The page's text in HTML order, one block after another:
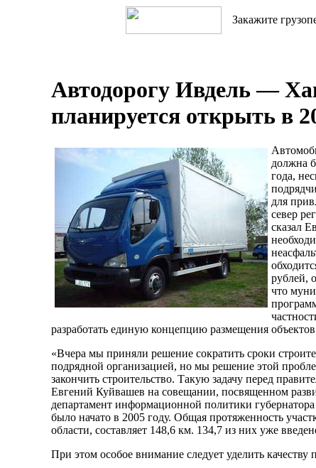
Закажите
Автодорогу Ивдель —
планируется открыть в
должна
года,
для
север
сказал
рублей,
что
разработать единую концепцию размещения объектов
«Вчера мы приняли решение сократить сроки
подрядной организацией, но мы решение этой
закончить строительство. Такую задачу перед
Евгений Куйвашев на совещании, посвященном
департамент информационной политики
было начато в 2005 году. Общая протяженность
области, составляет 148,6 км. 134,7 из них уже
При этом особое внимание следует уделить качеству